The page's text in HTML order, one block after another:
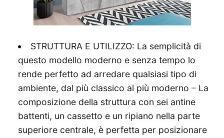
STRUTTURA E UTILIZZO: La semplicità di
questo modello moderno e senza tempo lo
rende perfetto ad arredare qualsiasi tipo di
ambiente, dal più classico al più moderno – La
composizione della struttura con sei antine
battenti, un cassetto e un ripiano nella parte
superiore centrale, è perfetta per posizionare